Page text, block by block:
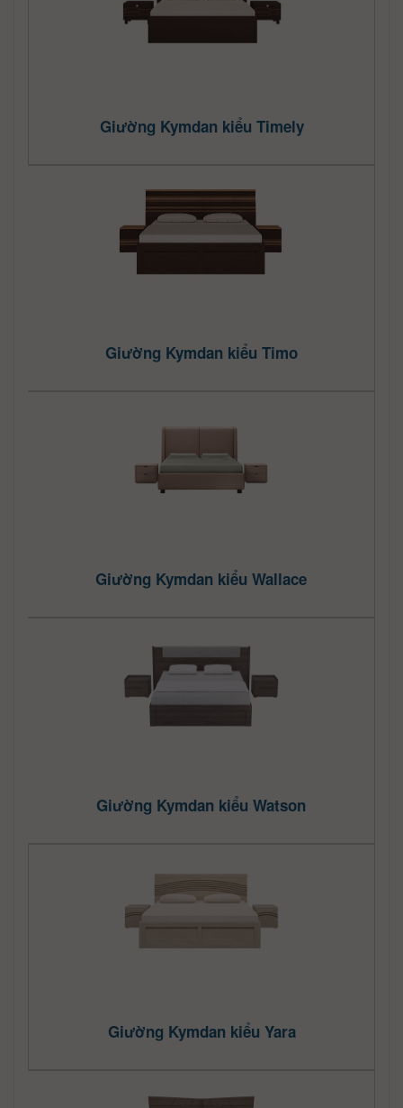
Giường Kymdan kiểu Timely
Giường Kymdan kiểu Timo
Giường Kymdan kiểu Wallace
Giường Kymdan kiểu Watson
Giường Kymdan kiểu Yara